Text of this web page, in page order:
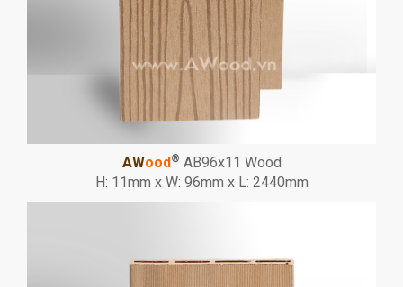
AWood® AB96x11 Wood
H: 11mm x W: 96mm x L: 2440mm